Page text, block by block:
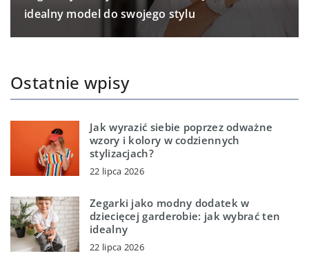
idealny model do swojego stylu
Ostatnie wpisy
Jak wyrazić siebie poprzez odważne
wzory i kolory w codziennych
stylizacjach?
22 lipca 2026
Zegarki jako modny dodatek w
dziecięcej garderobie: jak wybrać ten
idealny
22 lipca 2026